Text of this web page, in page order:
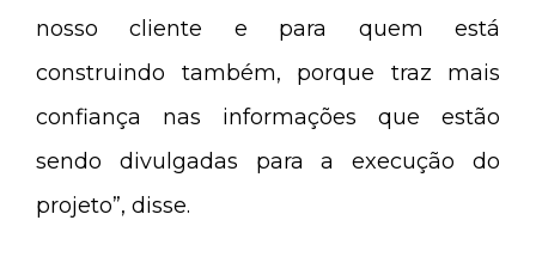
nosso cliente e para quem está
construindo também, porque traz mais
confiança nas informações que estão
sendo divulgadas para a execução do
projeto”, disse.